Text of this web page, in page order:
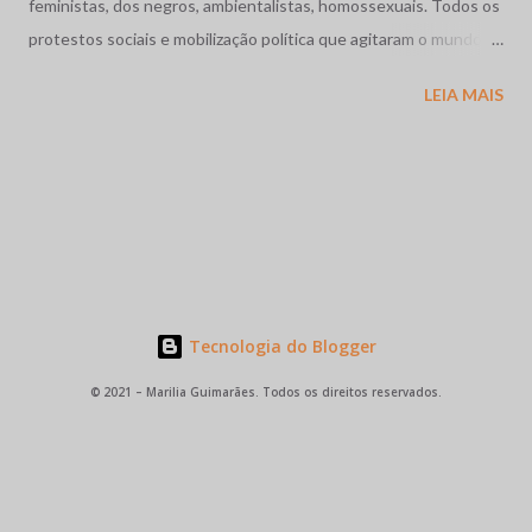
feministas, dos negros, ambientalistas, homossexuais. Todos os
protestos sociais e mobilização política que agitaram o mundo
massacre dos estudantes na México, a guerra no Vietnã se
suas origens e raízes abalizadas pela particularidade brasileira,
LEIA MAIS
Tecnologia do Blogger
© 2021 – Marilia Guimarães. Todos os direitos reservados.